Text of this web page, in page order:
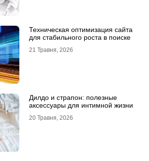
Техническая оптимизация сайта
для стабильного роста в поиске
21 Травня, 2026
Дилдо и страпон: полезные
аксессуары для интимной жизни
20 Травня, 2026